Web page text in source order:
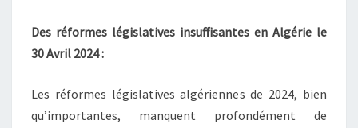
Des réformes législatives insuffisantes en Algérie le
30 Avril 2024 :
Les réformes législatives algériennes de 2024, bien
qu’importantes, manquent profondément de